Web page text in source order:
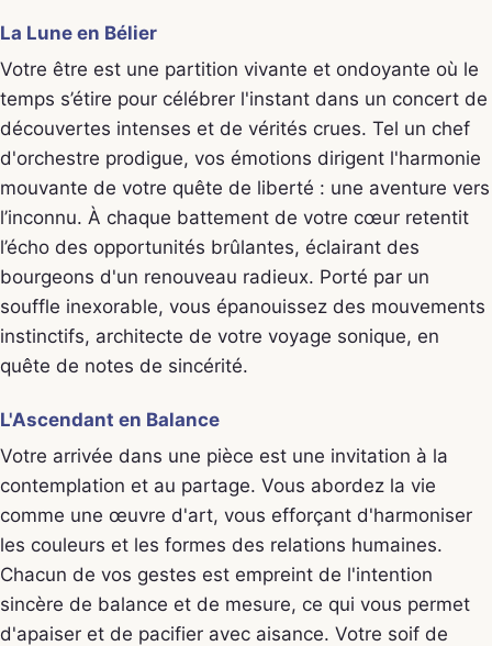
La Lune en Bélier
Votre être est une partition vivante et ondoyante où le
temps s’étire pour célébrer l'instant dans un concert de
découvertes intenses et de vérités crues. Tel un chef
d'orchestre prodigue, vos émotions dirigent l'harmonie
mouvante de votre quête de liberté : une aventure vers
l’inconnu. À chaque battement de votre cœur retentit
l’écho des opportunités brûlantes, éclairant des
bourgeons d'un renouveau radieux. Porté par un
souffle inexorable, vous épanouissez des mouvements
instinctifs, architecte de votre voyage sonique, en
quête de notes de sincérité.
L'Ascendant en Balance
Votre arrivée dans une pièce est une invitation à la
contemplation et au partage. Vous abordez la vie
comme une œuvre d'art, vous efforçant d'harmoniser
les couleurs et les formes des relations humaines.
Chacun de vos gestes est empreint de l'intention
sincère de balance et de mesure, ce qui vous permet
d'apaiser et de pacifier avec aisance. Votre soif de